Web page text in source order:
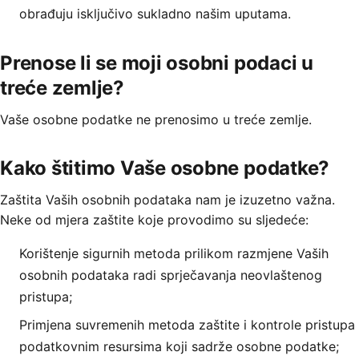
obrađuju isključivo sukladno našim uputama.
Prenose li se moji osobni podaci u
treće zemlje?
Vaše osobne podatke ne prenosimo u treće zemlje.
Kako štitimo Vaše osobne podatke?
Zaštita Vaših osobnih podataka nam je izuzetno važna.
Neke od mjera zaštite koje provodimo su sljedeće:
Korištenje sigurnih metoda prilikom razmjene Vaših
osobnih podataka radi sprječavanja neovlaštenog
pristupa;
Primjena suvremenih metoda zaštite i kontrole pristupa
podatkovnim resursima koji sadrže osobne podatke;